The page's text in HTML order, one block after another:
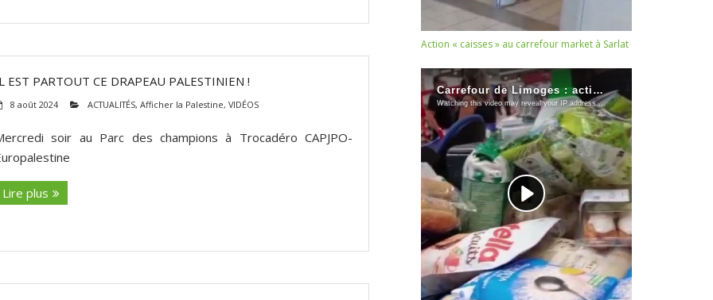
EST PARTOUT CE DRAPEAU PALESTINIEN !
8 août 2024 ACTUALITÉS,Afficher la Palestine,VIDÉOS
soir au Parc des champions à Trocadéro CAPJPO-
Lire plus
Action « caisses » au carrefour market à Sarlat